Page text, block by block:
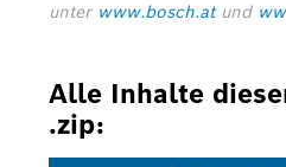
unter www.bosch.atund
Alle Inhalte
.zip: